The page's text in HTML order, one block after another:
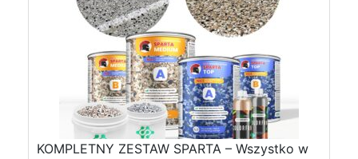
KOMPLETNY ZESTAW SPARTA – Wszystko w